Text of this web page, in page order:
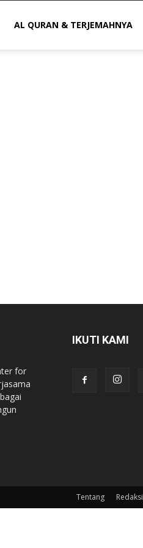
AL QURAN & TERJEMAHNYA
for
IKUTI KAMI
Tentang Redaksi